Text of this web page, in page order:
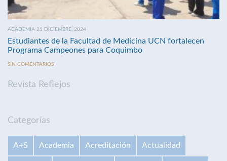
ACADEMIA 21 DICIEMBRE, 2024
Estudiantes de la Facultad de Medicina UCN fortalecen
Programa Campeones para Coquimbo
SIN COMENTARIOS
Revista Reflejos
Categorías
A+S Academia Acreditación Actualidad